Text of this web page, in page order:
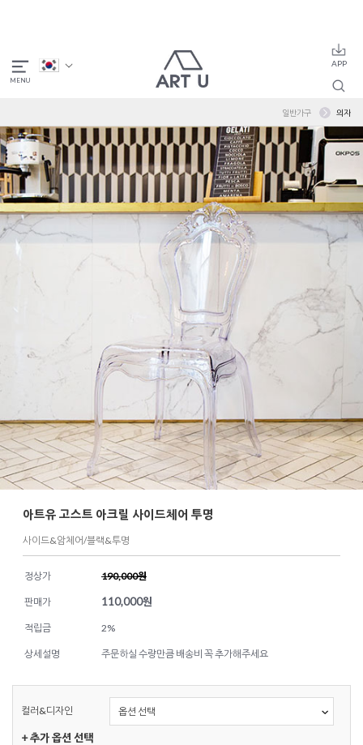
일반가구 의자
아트유 고스트 아크릴 사이드체어 투명
사이드&암체어/블랙&투명
정상가 190,000원
판매가 110,000원
적립금 2%
상세설명 주문하실 수량만큼 배송비 꼭 추가해주세요
컬러&디자인
+ 추가 옵션 선택